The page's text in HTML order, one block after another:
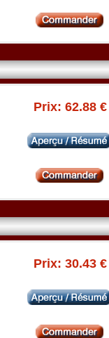
Prix: 62.88 €
Prix: 30.43 €